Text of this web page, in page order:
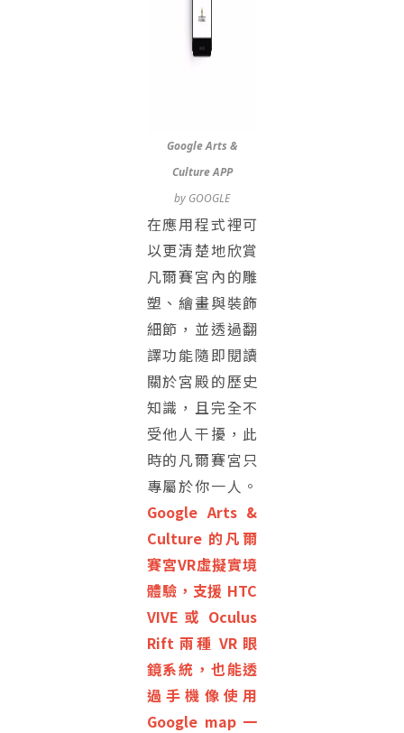
Google Arts &
Culture APP
by GOOGLE
在應用程式裡可
以更清楚地欣賞
凡爾賽宮內的雕
塑、繪畫與裝飾
細節，並透過翻
譯功能隨即閱讀
關於宮殿的歷史
知識，且完全不
受他人干擾，此
時的凡爾賽宮只
專屬於你一人。
Google Arts &
Culture 的凡爾
賽宮VR虛擬實境
體驗，支援 HTC
VIVE 或 Oculus
Rift 兩種 VR 眼
鏡系統，也能透
過手機像使用
Google map 一